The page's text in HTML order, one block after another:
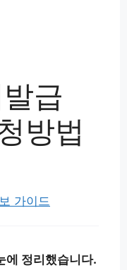
급
방법
가이드
에 정리했습니다.